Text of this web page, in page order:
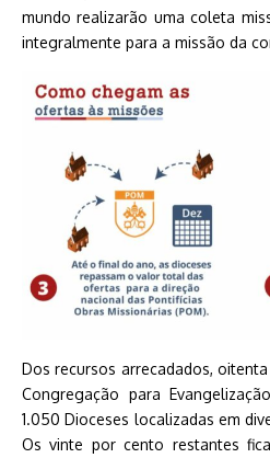
mundo realizarão uma coleta
integralmente para a missão da
Dos recursos arrecadados,
Congregação para
1.050 Dioceses localizadas em
Os vinte por cento restantes